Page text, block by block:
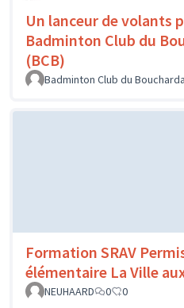
Un lanceur de volants
Badminton Club du
(BCB)
Badminton Club du
Formation SRAV
élémentaire La Ville
NEUHAARD
0 0